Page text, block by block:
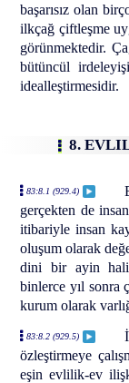
başarısız olan
ilkçağ çiftleşme
görünmektedir.
bütüncül
idealleştirmesidir.
8.
83:8.1 (929.4)
gerçekten de
itibariyle insan
oluşum olarak
dini bir ayin
binlerce yıl sonra
kurum olarak
83:8.2 (929.5)
özleştirmeye
eşin evlilik-ev